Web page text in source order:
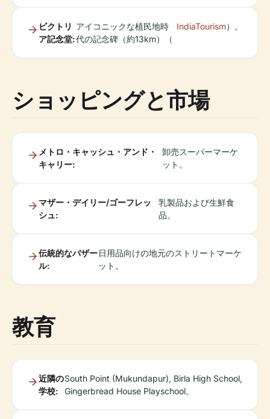
ビクトリ
ア記念堂:
アイコニックな植民地時
代の記念碑（約13km）（
IndiaTourism）。
ショッピングと市場
メトロ・キャッシュ・アンド・
キャリー:
卸売スーパーマーケ
ット。
マザー・デイリー/ゴーフレッ
シュ:
乳製品および生鮮食
品。
伝統的なバザー
ル:
日用品向けの地元のストリートマーケ
ット。
教育
近隣の
学校:
South Point (Mukundapur), Birla High School,
Gingerbread House Playschool。